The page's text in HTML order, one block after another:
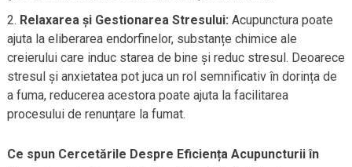
Relaxarea și Gestionarea Stresului: Acupunctura poate
ajuta la eliberarea endorfinelor, substanțe chimice ale
creierului care induc starea de bine și reduc stresul. Deoarece
stresul și anxietatea pot juca un rol semnificativ în dorința de
a fuma, reducerea acestora poate ajuta la facilitarea
procesului de renunțare la fumat.
Ce spun Cercetările Despre Eficiența Acupuncturii în